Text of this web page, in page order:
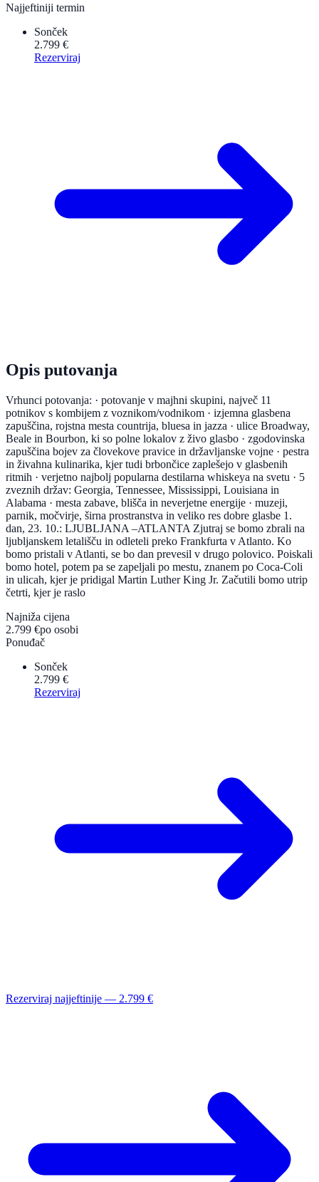
Najjeftiniji termin
Sonček
2.799 €
Rezerviraj
Opis putovanja
Vrhunci potovanja: · potovanje v majhni skupini, največ 11
potnikov s kombijem z voznikom/vodnikom · izjemna glasbena
zapuščina, rojstna mesta countrija, bluesa in jazza · ulice Broadway,
Beale in Bourbon, ki so polne lokalov z živo glasbo · zgodovinska
zapuščina bojev za človekove pravice in državljanske vojne · pestra
in živahna kulinarika, kjer tudi brbončice zaplešejo v glasbenih
ritmih · verjetno najbolj popularna destilarna whiskeya na svetu · 5
zveznih držav: Georgia, Tennessee, Mississippi, Louisiana in
Alabama · mesta zabave, blišča in neverjetne energije · muzeji,
parnik, močvirje, širna prostranstva in veliko res dobre glasbe 1.
dan, 23. 10.: LJUBLJANA –ATLANTA Zjutraj se bomo zbrali na
ljubljanskem letališču in odleteli preko Frankfurta v Atlanto. Ko
bomo pristali v Atlanti, se bo dan prevesil v drugo polovico. Poiskali
bomo hotel, potem pa se zapeljali po mestu, znanem po Coca-Coli
in ulicah, kjer je pridigal Martin Luther King Jr. Začutili bomo utrip
četrti, kjer je raslo
Najniža cijena
2.799 €po osobi
Ponuđač
Sonček
2.799 €
Rezerviraj
Rezerviraj najjeftinije — 2.799 €